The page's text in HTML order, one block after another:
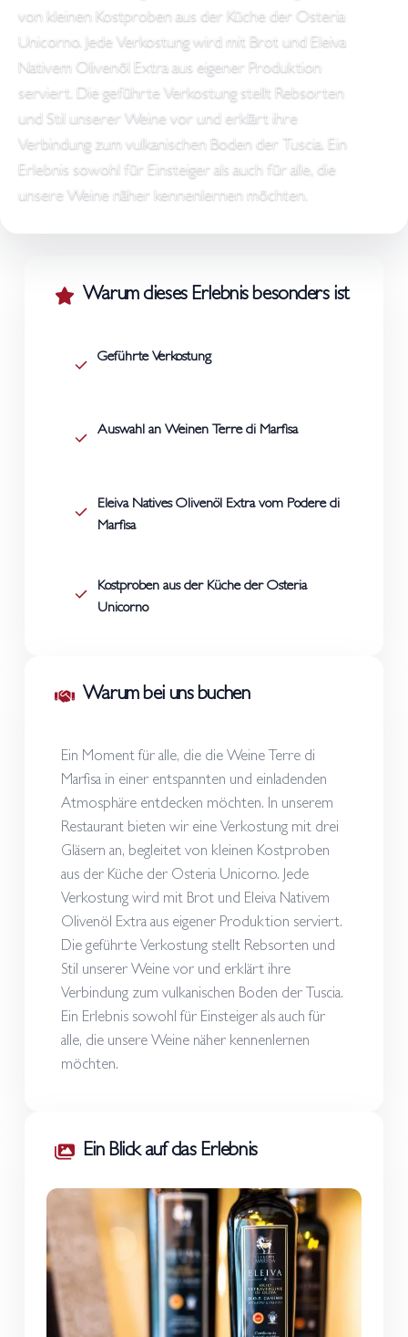
von kleinen Kostproben aus der Küche der Osteria
Unicorno. Jede Verkostung wird mit Brot und Eleiva
Nativem Olivenöl Extra aus eigener Produktion
serviert. Die geführte Verkostung stellt Rebsorten
und Stil unserer Weine vor und erklärt ihre
Verbindung zum vulkanischen Boden der Tuscia. Ein
Erlebnis sowohl für Einsteiger als auch für alle, die
unsere Weine näher kennenlernen möchten.
Warum bei uns buchen
Ein Moment für alle, die die Weine Terre di
Marfisa in einer entspannten und einladenden
Atmosphäre entdecken möchten. In unserem
Restaurant bieten wir eine Verkostung mit drei
Gläsern an, begleitet von kleinen Kostproben
aus der Küche der Osteria Unicorno. Jede
Verkostung wird mit Brot und Eleiva Nativem
Olivenöl Extra aus eigener Produktion serviert.
Die geführte Verkostung stellt Rebsorten und
Stil unserer Weine vor und erklärt ihre
Verbindung zum vulkanischen Boden der Tuscia.
Ein Erlebnis sowohl für Einsteiger als auch für
alle, die unsere Weine näher kennenlernen
möchten.
Ein Blick auf das Erlebnis
Warum dieses Erlebnis besonders ist
Geführte Verkostung
Auswahl an Weinen Terre di Marfisa
Eleiva Natives Olivenöl Extra vom Podere di
Marfisa
Kostproben aus der Küche der Osteria
Unicorno